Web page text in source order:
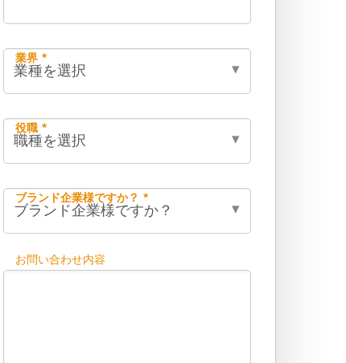
業界 *
役職 *
ブランド企業様ですか？ *
お問い合わせ内容